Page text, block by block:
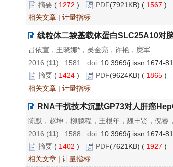
摘要 ( 1272 ) PDF(7921KB) ( 1567 )
相关文章 | 计量指标
线粒体二羧基载体蛋白SLC25A10对
吕依宣，王晓娜*，吴金亮，许艳，糜军
2016 (11): 1581. doi: 10.3969/j.issn.1674-
摘要 ( 1424 ) PDF(9624KB) ( 1865 )
相关文章 | 计量指标
RNA干扰技术沉默GP73对人肝癌
陈默，赵坤，柳鹏程，王根年，魏丰贤，倪睿
2016 (11): 1588. doi: 10.3969/j.issn.1674-
摘要 ( 1402 ) PDF(7621KB) ( 1927 )
相关文章 | 计量指标